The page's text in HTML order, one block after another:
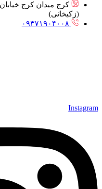
کرج میدان کرج
(زکیخانی)
۰۹۳۷۱۹۰۴۰۰۸
Instagram